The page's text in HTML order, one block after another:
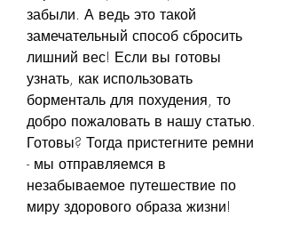
забыли. А ведь это такой
замечательный способ сбросить
лишний вес! Если вы готовы
узнать, как использовать
борменталь для похудения, то
добро пожаловать в нашу статью.
Готовы? Тогда пристегните ремни
- мы отправляемся в
незабываемое путешествие по
миру здорового образа жизни!